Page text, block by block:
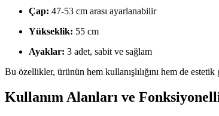
Çap: 47-53 cm arası ayarlanabilir
Yükseklik: 55 cm
Ayaklar: 3 adet, sabit ve sağlam
Bu özellikler, ürünün hem kullanışlılığını hem de
Kullanım Alanları ve